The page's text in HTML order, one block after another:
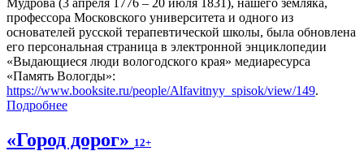
профессора Московского университета и одного из
основателей русской терапевтической школы, была обновлена
его персональная страница в электронной энциклопедии
«Выдающиеся люди вологодского края» медиаресурса
«Память Вологды»:
https://www.booksite.ru/people/Alfavitnyy_spisok/view/149.
Подробнее
«Город дорог» 12+